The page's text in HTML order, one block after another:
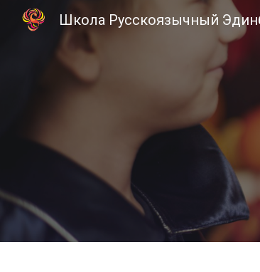
Школа Русскоязычный